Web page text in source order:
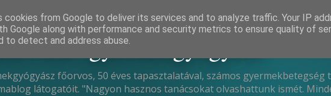
Ph.D. gyermekgyógyász
főorvos, 50 éves tapasztalatával, számos
látogatóit. "Nagyon hasznos tanácsokat olvashattunk ismét.
cookies from Google to deliver its services and to analyze traffic. Your IP
Google along with performance and security metrics to ensure quality of
to detect and address abuse.